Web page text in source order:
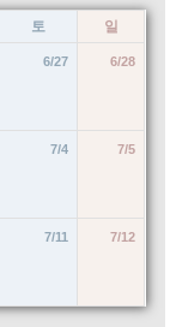
토 일
6/27 6/28
7/4 7/5
7/11 7/12